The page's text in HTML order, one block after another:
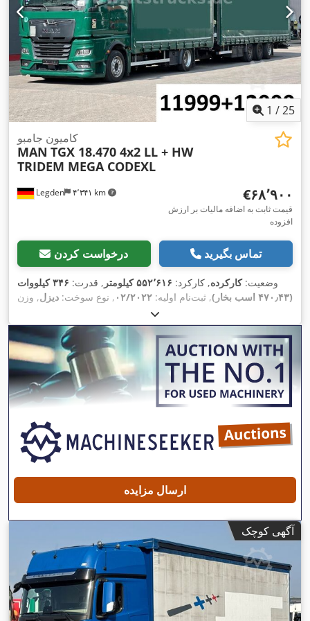
1 /25
Legden ۴٬۳۴۱ km
کامیون جامبو
MAN TGX 18.470 4x2 LL + HW
TRIDEM MEGA CODEXL
‎€۶۸٬۹۰۰
قیمت ثابت به اضافه مالیات بر ارزش
افزوده
درخواست کردن تماس بگیرید
وضعیت:کارکرده, کارکرد: ۵۵۲٬۶۱۶ کیلومتر , قدرت:
۳۴۶ کیلووات
(۴۷۰٫۴۳ اسب بخار)
, ثبت‌نام اولیه: ۰۲/۲۰۲۲ , نوع سوخت: دیزل, وزن
, پیکربندی محور:
سبز, نوع چرخ‌دنده:خودکار, کلاس انتشار:یورو ۶ , عرض کل:۲٬۵۵۰
میلی‌متر, ارتفاع کل: ۴٬۰۰۰ میلی‌متر , حجم فضای بارگیری:
۴۶ متر
مکعب, طول فضای بارگیری:۶٬۱۱۰ میلی‌متر
, عرض فضای بارگیری:
۲٬۴۸۰ میلی‌متر
, ارتفاع فضای بارگیری:۳٬۰۵۰ میلی‌متر
, سال ساخت:
۲۰۲۱, تجهیزات:اِی‌بی‌اِس‎, بخاری پارکینگ, برنامه پایداری الکترونیکی
(ESP), تهویه مطبوع, سیستم ناوبری, فیلتر دوده,
ارسال مزایده
آگهی کوچک